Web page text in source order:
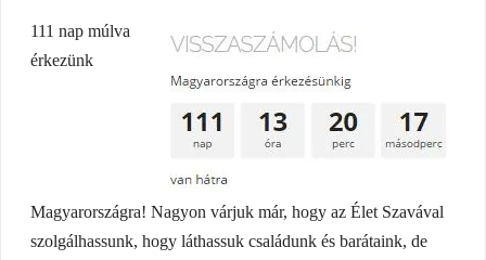
111 nap múlva
érkezünk
Magyarországra! Nagyon várjuk már, hogy az Élet Szavával
szolgálhassunk, hogy láthassuk családunk és barátaink, de